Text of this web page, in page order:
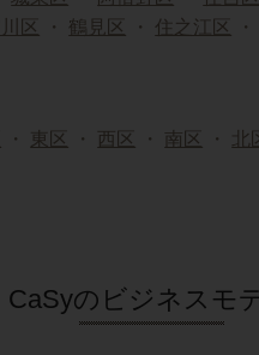
区 ・ 鶴見区 ・ 住之江区 ・
・ 東区 ・ 西区 ・ 南区 ・ 北
CaSyのビジネスモ